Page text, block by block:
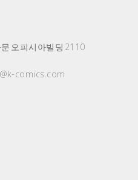
오피시아빌딩 2110
comics.com